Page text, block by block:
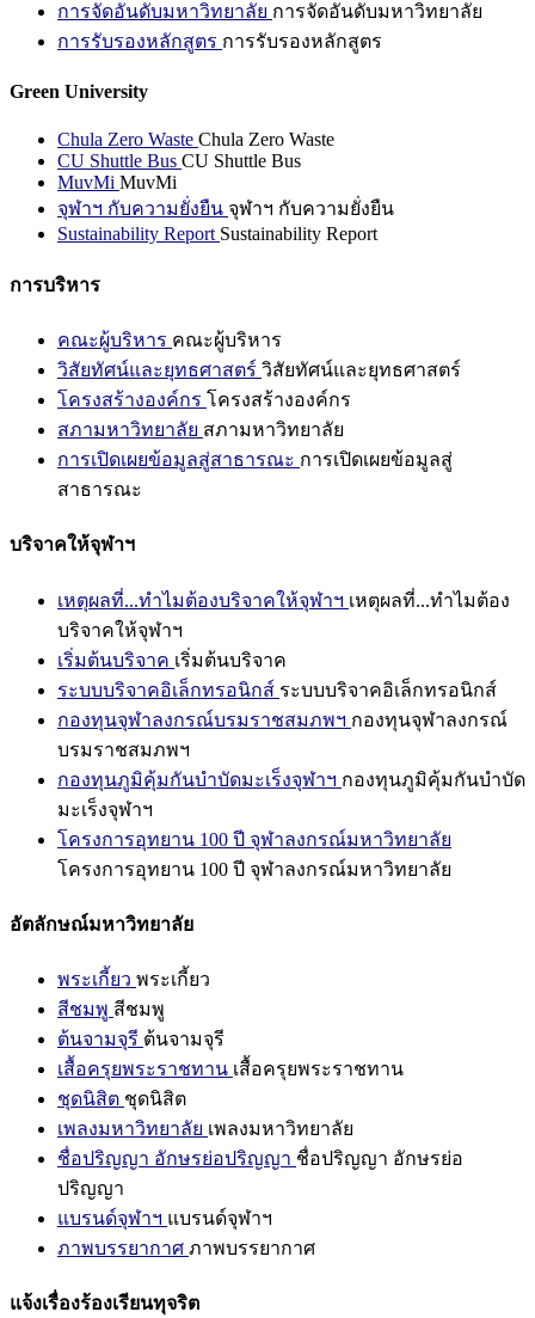
การจัดอันดับมหาวิทยาลัย การจัดอันดับมหาวิทยาลัย
การรับรองหลักสูตร การรับรองหลักสูตร
Green University
Chula Zero Waste Chula Zero Waste
CU Shuttle Bus CU Shuttle Bus
MuvMi MuvMi
จุฬาฯ กับความยั่งยืน จุฬาฯ กับความยั่งยืน
Sustainability Report Sustainability Report
การบริหาร
คณะผู้บริหาร คณะผู้บริหาร
วิสัยทัศน์และยุทธศาสตร์ วิสัยทัศน์และยุทธศาสตร์
โครงสร้างองค์กร โครงสร้างองค์กร
สภามหาวิทยาลัย สภามหาวิทยาลัย
การเปิดเผยข้อมูลสู่สาธารณะ การเปิดเผยข้อมูลสู่
สาธารณะ
บริจาคให้จุฬาฯ
เหตุผลที่...ทำไมต้องบริจาคให้จุฬาฯ เหตุผลที่...ทำไมต้อง
บริจาคให้จุฬาฯ
เริ่มต้นบริจาค เริ่มต้นบริจาค
ระบบบริจาคอิเล็กทรอนิกส์ ระบบบริจาคอิเล็กทรอนิกส์
กองทุนจุฬาลงกรณ์บรมราชสมภพฯ กองทุนจุฬาลงกรณ์
บรมราชสมภพฯ
กองทุนภูมิคุ้มกันบำบัดมะเร็งจุฬาฯ กองทุนภูมิคุ้มกันบำบัด
มะเร็งจุฬาฯ
โครงการอุทยาน 100 ปี จุฬาลงกรณ์มหาวิทยาลัย
โครงการอุทยาน 100 ปี จุฬาลงกรณ์มหาวิทยาลัย
อัตลักษณ์มหาวิทยาลัย
พระเกี้ยว พระเกี้ยว
สีชมพู สีชมพู
ต้นจามจุรี ต้นจามจุรี
เสื้อครุยพระราชทาน เสื้อครุยพระราชทาน
ชุดนิสิต ชุดนิสิต
เพลงมหาวิทยาลัย เพลงมหาวิทยาลัย
ชื่อปริญญา อักษรย่อปริญญา ชื่อปริญญา อักษรย่อ
ปริญญา
แบรนด์จุฬาฯ แบรนด์จุฬาฯ
ภาพบรรยากาศ ภาพบรรยากาศ
แจ้งเรื่องร้องเรียนทุจริต